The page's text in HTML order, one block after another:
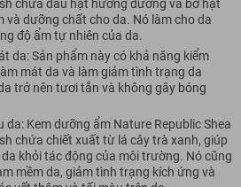
chứa dầu hạt hướng dương và bơ hạt
và dưỡng chất cho da. Nó làm cho da
độ ẩm tự nhiên của da.
da: Sản phẩm này có khả năng kiểm
mát da và làm giảm tình trạng da
trở nên tươi tắn và không gây bóng
da: Kem dưỡng ẩm Nature Republic Shea
chứa chiết xuất từ ​​lá cây trà xanh, giúp
khỏi tác động của môi trường. Nó cũng
mềm da, giảm tình trạng kích ứng và